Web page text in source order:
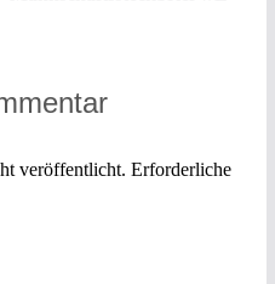
veröffentlicht. Erforderliche